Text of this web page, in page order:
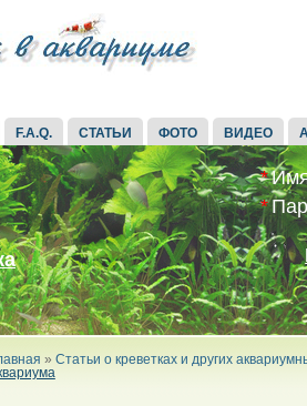
F.A.Q. СТАТЬИ ФОТО ВИДЕО
*
*
» Статьи о креветках и других